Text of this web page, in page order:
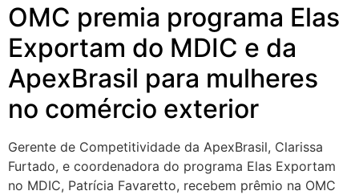
OMC premia programa Elas
Exportam do MDIC e da
ApexBrasil para mulheres
no comércio exterior
Gerente de Competitividade da ApexBrasil, Clarissa
Furtado, e coordenadora do programa Elas Exportam
no MDIC, Patrícia Favaretto, recebem prêmio na OMC